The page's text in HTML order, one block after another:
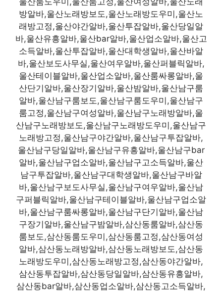
방알바,울산노래방보도,울산노래방도우미,울산노
래방고정,울산야간알바,울산투잡알바,울산당일알
바,울산유흥알바,울산bar알바,울산업소알바,울산고
소득알바,울산투잡알바,울산대학생알바,울산바알
바,울산보도사무실,울산여우알바,울산퍼블릭알바,
울산테이블알바,울산업소알바,울산룸싸롱알바,울
산단기알바,울산장기알바,울산밤알바,울산남구룸
알바,울산남구룸보도,울산남구룸도우미,울산남구
룸고정,울산남구여성알바,울산남구노래방알바,울
산남구노래방보도,울산남구노래방도우미,울산남구
노래방고정,울산남구야간알바,울산남구투잡알바,
울산남구당일알바,울산남구유흥알바,울산남구bar
알바,울산남구업소알바,울산남구고소득알바,울산
남구투잡알바,울산남구대학생알바,울산남구바알
바,울산남구보도사무실,울산남구여우알바,울산남
구퍼블릭알바,울산남구테이블알바,울산남구업소알
바,울산남구룸싸롱알바,울산남구단기알바,울산남
구장기알바,울산남구밤알바,삼산동룸알바,삼산동
룸보도,삼산동룸도우미,삼산동룸고정,삼산동여성
알바,삼산동노래방알바,삼산동노래방보도,삼산동
노래방도우미,삼산동노래방고정,삼산동야간알바,
삼산동투잡알바,삼산동당일알바,삼산동유흥알바,
삼산동bar알바,삼산동업소알바,삼산동고소득알바,